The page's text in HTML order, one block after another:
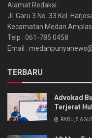
Alamat Redaksi :
Jl. Garu 3 No. 33 Kel.
Kecamatan Medan
Telp : 061-785 0458
Email :
TERBARU
Advokad
Terjerat
RABU, 5